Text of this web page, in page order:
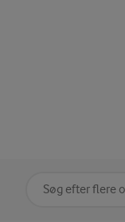
Søg på kategori